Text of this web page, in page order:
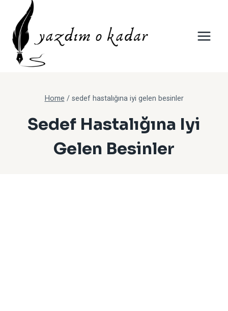
content
Home / sedef hastalığına iyi gelen besinler
Sedef Hastalığına Iyi
Gelen Besinler